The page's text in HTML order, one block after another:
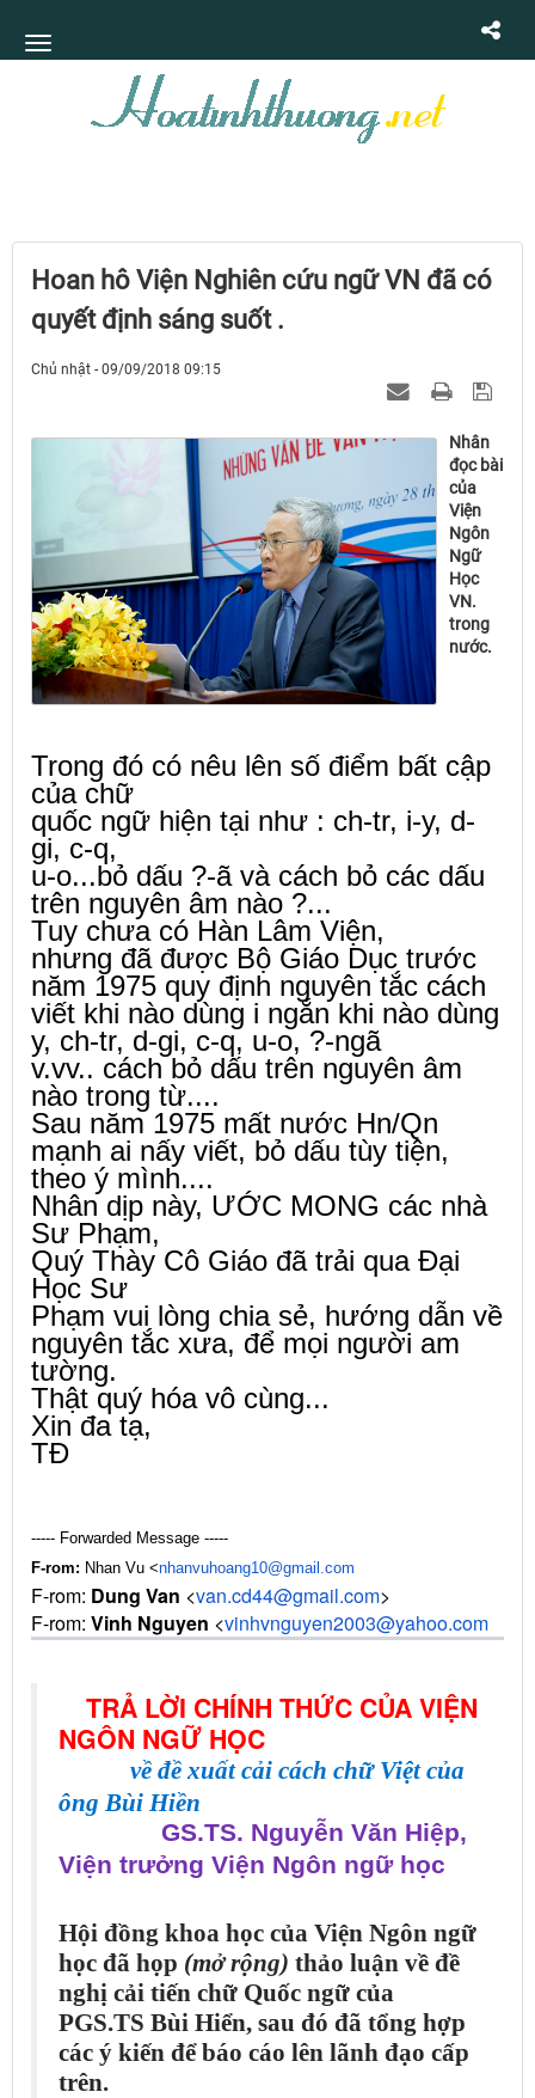
Hoan hô Viện Nghiên cứu ngữ VN đã có
quyết định sáng suốt .
Chủ nhật - 09/09/2018 09:15
Nhân
đọc bài
của
Viện
Ngôn
Ngữ
Học
VN.
trong
nước.
Trong đó có nêu lên số điểm bất cập
của chữ
quốc ngữ hiện tại như : ch-tr, i-y, d-
gi, c-q,
u-o...bỏ dấu ?-ã và cách bỏ các dấu
trên nguyên âm nào ?...
Tuy chưa có Hàn Lâm Viện,
nhưng đã được Bộ Giáo Dục trước
năm 1975 quy định nguyên tắc cách
viết khi nào dùng i ngắn khi nào dùng
y, ch-tr, d-gi, c-q, u-o, ?-ngã
v.vv.. cáchbỏ dấu trên nguyên âm
nào trong từ....
Sau năm 1975 mất nước Hn/Qn
mạnh ai nấy viết, bỏ dấu tùy tiện,
theo ý mình....
Nhân dịp này, ƯỚC MONG các nhà
Sư Phạm,
Quý Thày Cô Giáo đã trải qua Đại
Học Sư
Phạm vui lòng chia sẻ, hướng dẫn về
nguyên tắc xưa, để mọi người am
tường.
Thật quý hóa vô cùng...
Xin đa tạ,
TĐ
----- Forwarded Message -----
F-rom: Nhan Vu <nhanvuhoang10@gmail.com
F-rom: Dung Van <van.cd44@gmail.com>
F-rom: Vinh Nguyen <vinhvnguyen2003@yahoo.com
TRẢ LỜI CHÍNH THỨC CỦA VIỆN
NGÔN NGỮ HỌC
về đề xuất cải cách chữ Việt của
ông Bùi Hiền
GS.TS. Nguyễn Văn Hiệp,
Viện trưởng Viện Ngôn ngữ học
Hội đồng khoa học của Viện Ngôn ngữ
học đã họp (mở rộng) thảo luận về đề
nghị cải tiến chữ Quốc ngữ của
PGS.TS Bùi Hiển, sau đó đã tổng hợp
các ý kiến để báo cáo lên lãnh đạo cấp
trên.